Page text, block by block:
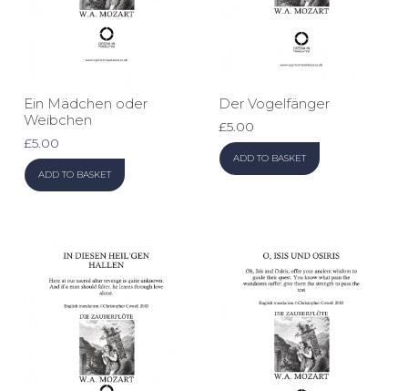
Ein Mädchen oder
Weibchen
£5.00
ADD TO BASKET
Der Vogelfänger
£5.00
ADD TO BASKET